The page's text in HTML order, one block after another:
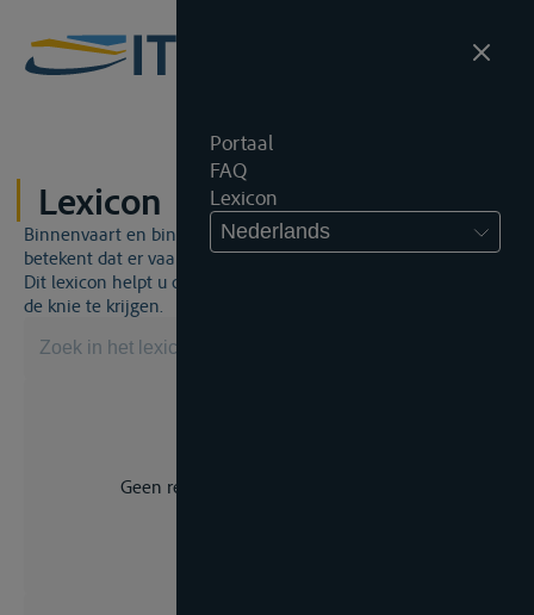
Portaal
FAQ
Lexicon
Nederlands
Lexicon
Binnenvaart en binnenvaartrecht is een unieke wereld. Dat
betekent dat er vaak een specifiek vakjargon gebruikt wordt.
Dit lexicon helpt u om een aantal broodnodige termen onder
de knie te krijgen.
Geen resultaat voor uw zoekopdracht.